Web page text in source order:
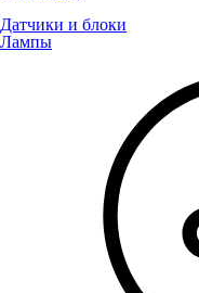
Датчики и блоки
Лампы